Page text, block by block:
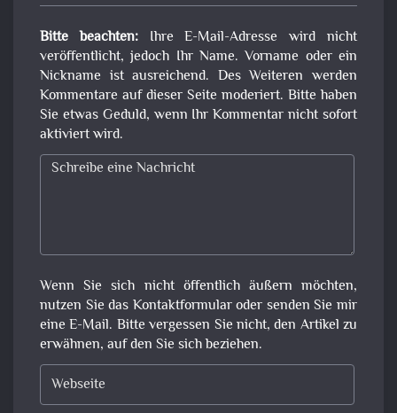
Bitte beachten:Ihre E-Mail-Adresse wird nicht
veröffentlicht, jedoch Ihr Name. Vorname oder ein
Nickname ist ausreichend. Des Weiteren werden
Kommentare auf dieser Seite moderiert. Bitte haben
Sie etwas Geduld, wenn Ihr Kommentar nicht sofort
aktiviert wird.
Wenn Sie sich nicht öffentlich äußern möchten,
nutzen Sie das Kontaktformular oder senden Sie mir
eine E-Mail. Bitte vergessen Sie nicht, den Artikel zu
erwähnen, auf den Sie sich beziehen.